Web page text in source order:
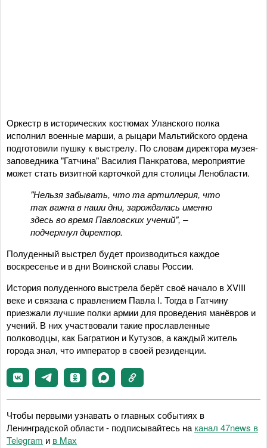
Оркестр в исторических костюмах Уланского полка
исполнил военные марши, а рыцари Мальтийского ордена
подготовили пушку к выстрелу. По словам директора музея-
заповедника "Гатчина" Василия Панкратова, мероприятие
может стать визитной карточкой для столицы Ленобласти.
"Нельзя забывать, что та артиллерия, что
так важна в наши дни, зарождалась именно
здесь во время Павловских учений", –
подчеркнул директор.
Полуденный выстрел будет производиться каждое
воскресенье и в дни Воинской славы России.
История полуденного выстрела берёт своё начало в XVIII
веке и связана с правлением Павла I. Тогда в Гатчину
приезжали лучшие полки армии для проведения манёвров и
учений. В них участвовали такие прославленные
полководцы, как Багратион и Кутузов, а каждый житель
города знал, что император в своей резиденции.
Чтобы первыми узнавать о главных событиях в
Ленинградской области - подписывайтесь на канал 47news в
Telegram и в Maх